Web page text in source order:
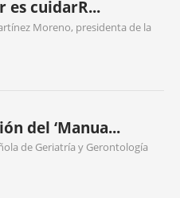
es cuidarR...
Moreno, presidenta de la
del ‘Manua...
de Geriatría y Gerontología